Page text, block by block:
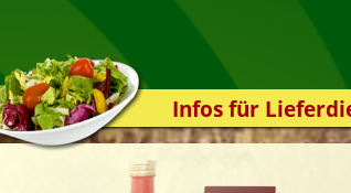
Infos für
Kassensystem
Zuverlässigkeit